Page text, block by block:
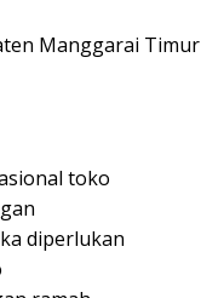
Manggarai Timur
toko
diperlukan